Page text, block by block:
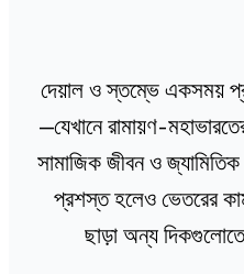
দেয়াল ও স্তম্ভে একসময়
—যেখানে রামায়ণ-
সামাজিক জীবন ও
প্রশস্ত হলেও ভেতরের
ছাড়া অন্য